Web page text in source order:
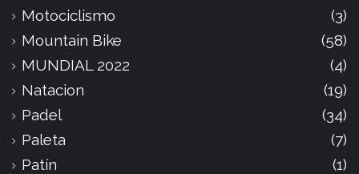
Motociclismo
(3)
Mountain Bike
(58)
MUNDIAL 2022
(4)
Natacion
(19)
Padel
(34)
Paleta
(7)
Patín
(1)